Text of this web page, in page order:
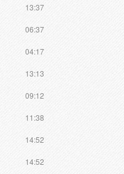
13:37
06:37
04:17
13:13
09:12
11:38
14:52
14:52